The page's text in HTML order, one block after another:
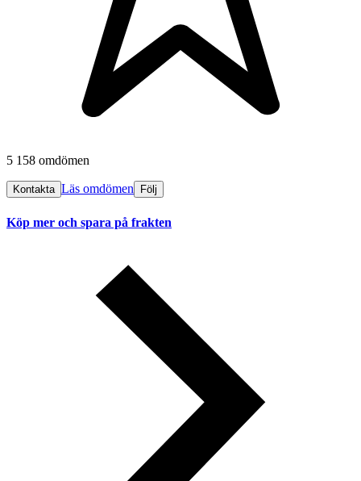
5 158 omdömen
Kontakta Läs omdömen Följ
Köp mer och spara på frakten